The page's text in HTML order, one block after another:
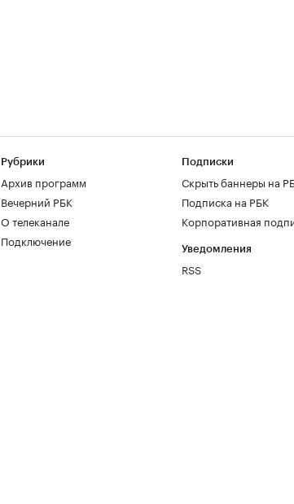
Рубрики
Архив программ
Вечерний РБК
О телеканале
Подключение
Подписки
Скрыть баннеры на
Подписка на РБК
Корпоративная
Уведомления
RSS